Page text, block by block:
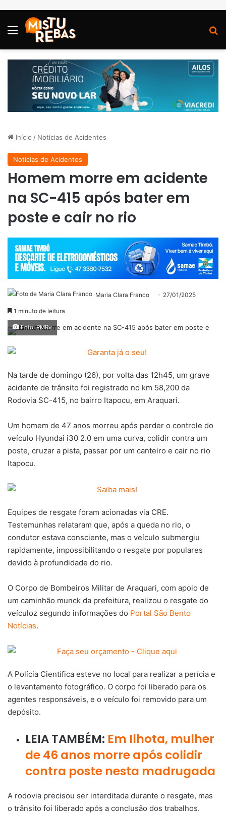
Menu
Início / Notícias de Acidentes
Notícias de Acidentes
Homem morre em acidente
na SC-415 após bater em
poste e cair no rio
Maria Clara Franco 27/01/2025
1 minuto de leitura
Foto: PMRv
Na tarde de domingo (26), por volta das 12h45, um grave
acidente de trânsito foi registrado no km 58,200 da
Rodovia SC-415, no bairro Itapocu, em Araquari.
Um homem de 47 anos morreu após perder o controle do
veículo Hyundai i30 2.0 em uma curva, colidir contra um
poste, cruzar a pista, passar por um canteiro e cair no rio
Itapocu.
Equipes de resgate foram acionadas via CRE.
Testemunhas relataram que, após a queda no rio, o
condutor estava consciente, mas o veículo submergiu
rapidamente, impossibilitando o resgate por populares
devido à profundidade do rio.
O Corpo de Bombeiros Militar de Araquari, com apoio de
um caminhão munck da prefeitura, realizou o resgate do
veículoz segundo informações do Portal São Bento
Notícias.
A Polícia Científica esteve no local para realizar a perícia e
o levantamento fotográfico. O corpo foi liberado para os
agentes responsáveis, e o veículo foi removido para um
depósito.
LEIA TAMBÉM: Em Ilhota, mulher
de 46 anos morre após colidir
contra poste nesta madrugada
A rodovia precisou ser interditada durante o resgate, mas
o trânsito foi liberado após a conclusão dos trabalhos.